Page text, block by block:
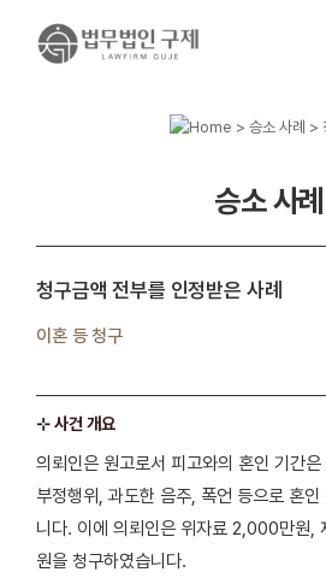
> 승소 사례 >
승소 사례
청구금액 전부를 인정받은 사례
이혼 등 청구
⊹ 사건 개요
의뢰인은 원고로서 피고와의 혼인 기간
부정행위, 과도한 음주, 폭언 등으로 혼
니다. 이에 의뢰인은 위자료 2,000만원,
원을 청구하였습니다.